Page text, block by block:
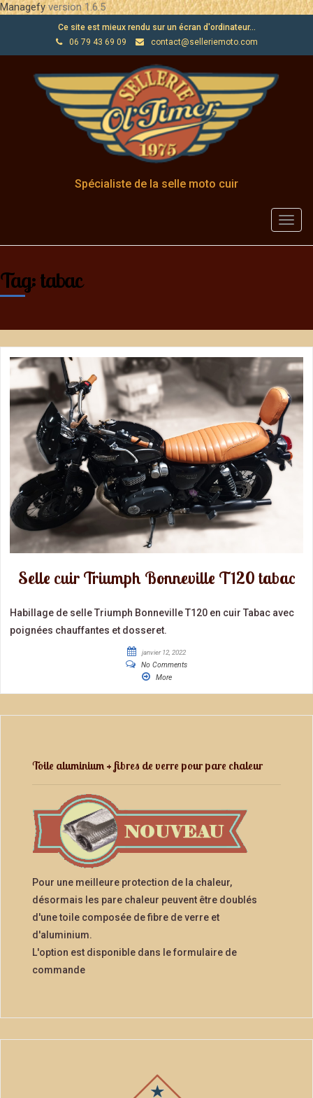
Managefyversion 1.6.5
Ce site est mieux rendu sur un écran d'ordinateur...
06 79 43 69 09
contact@selleriemoto.com
Spécialiste de la selle moto cuir
Tag: tabac
Selle cuir Triumph Bonneville T120 tabac
Habillage de selle Triumph Bonneville T120 en cuir Tabac avec
poignées chauffantes et dosseret.
janvier 12, 2022
No Comments
More
Toile aluminium + fibres de verre pour pare chaleur
Pour une meilleure protection de la chaleur,
désormais les pare chaleur peuvent être doublés
d'une toile composée de fibre de verre et
d'aluminium.
L'option est disponible dans le formulaire de
commande